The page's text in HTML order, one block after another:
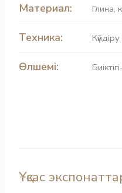
Материал: Глина,
Техника: Күйдіру
Өлшемі:
Ұқсас